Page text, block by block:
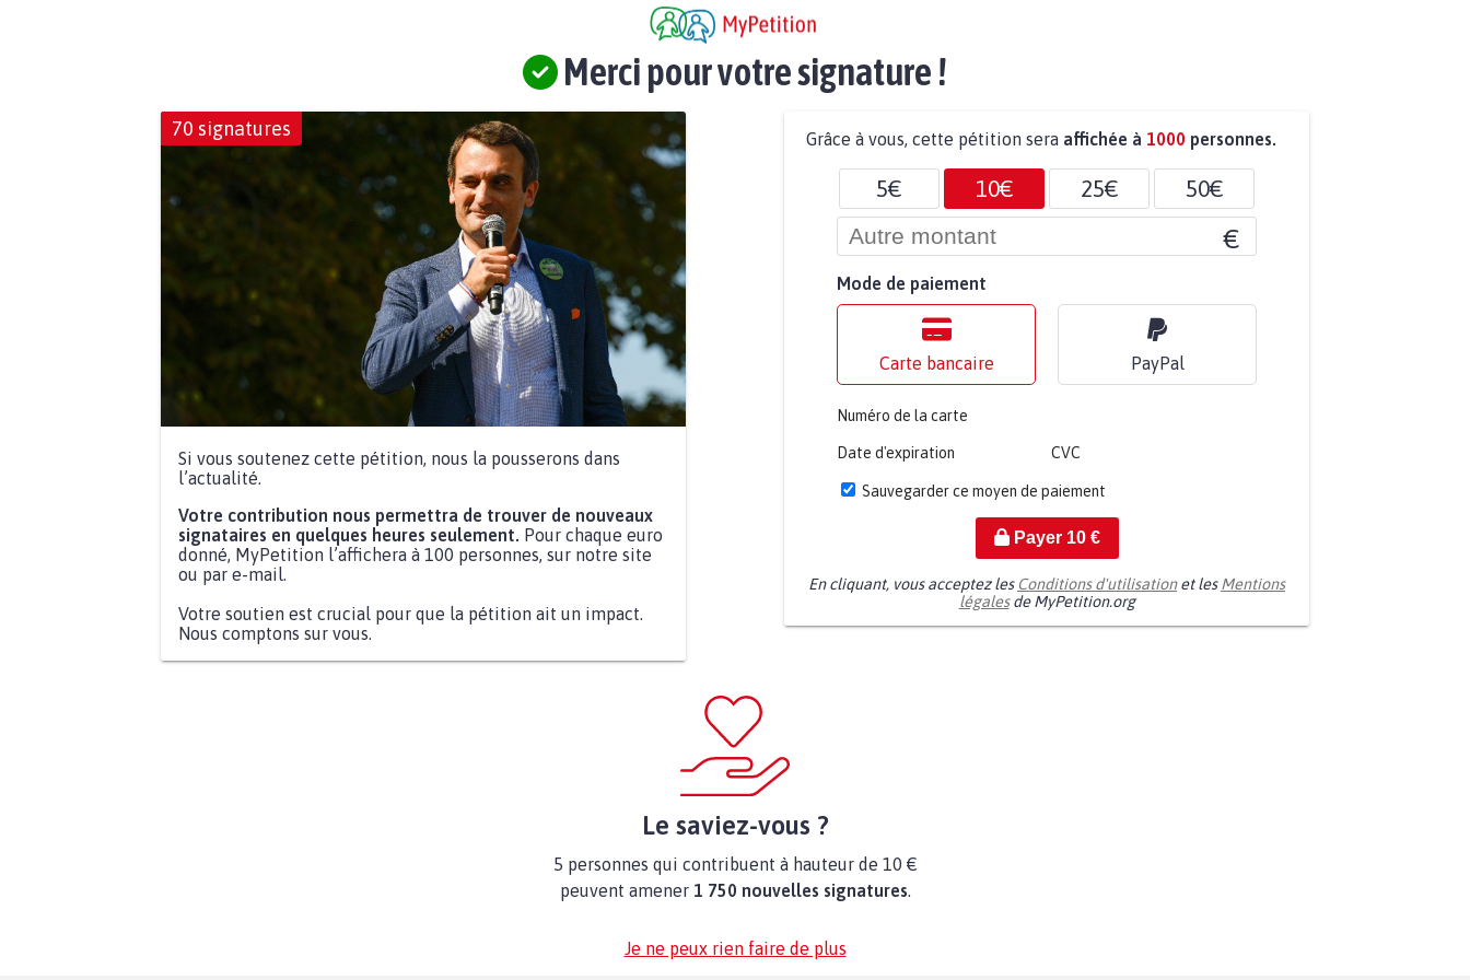
Merci pour votre signature !
70 signatures
Si vous soutenez cette pétition, nous la pousserons dans
l’actualité.
Votre contribution nous permettra de trouver de nouveaux
signataires en quelques heures seulement. Pour chaque euro
donné, MyPetition l’affichera à 100 personnes, sur notre site
ou par e-mail.
Votre soutien est crucial pour que la pétition ait un impact.
Nous comptons sur vous.
Grâce à vous, cette pétition sera affichée à 1000 personnes.
5€ 10€ 25€ 50€
€
Mode de paiement
Carte bancaire PayPal
Numéro de la carte
Date d'expiration CVC
Sauvegarder ce moyen de paiement
Payer 10€
En cliquant, vous acceptez les Conditions d'utilisationet lesMentions
légalesde MyPetition.org
Le saviez-vous ?
5 personnes qui contribuent à hauteur de 10 €
peuvent amener 1 750 nouvelles signatures.
Je ne peux rien faire de plus